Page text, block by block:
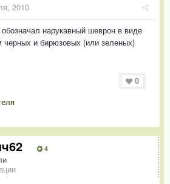
2010
нарукавный шеврон в виде
черных и бирюзовых (или зеленых)
0
4